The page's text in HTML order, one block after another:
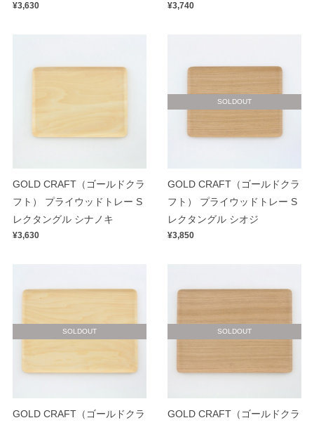
¥3,630 ¥3,740
GOLD CRAFT（ゴールドクラ
フト） プライウッドトレー S
レクタングル シナノキ
¥3,630
SOLDOUT
GOLD CRAFT（ゴールドクラ
フト） プライウッドトレー S
レクタングル シオジ
¥3,850
SOLDOUT
GOLD CRAFT（ゴールドクラ
SOLDOUT
GOLD CRAFT（ゴールドクラ